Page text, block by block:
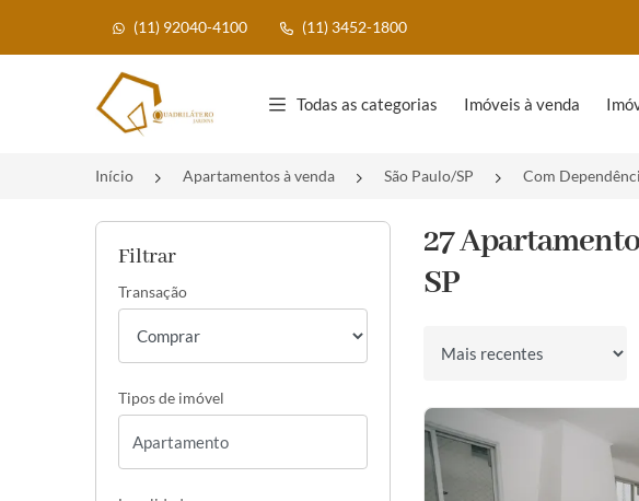
(11) 92040-4100 (11) 3452-1800
Página inicial
Todas as categorias Imóveis à venda
Início Apartamentos à venda São Paulo/SP Com
Filtrar
Transação
Tipos de imóvel
27
SP
Ordenar por